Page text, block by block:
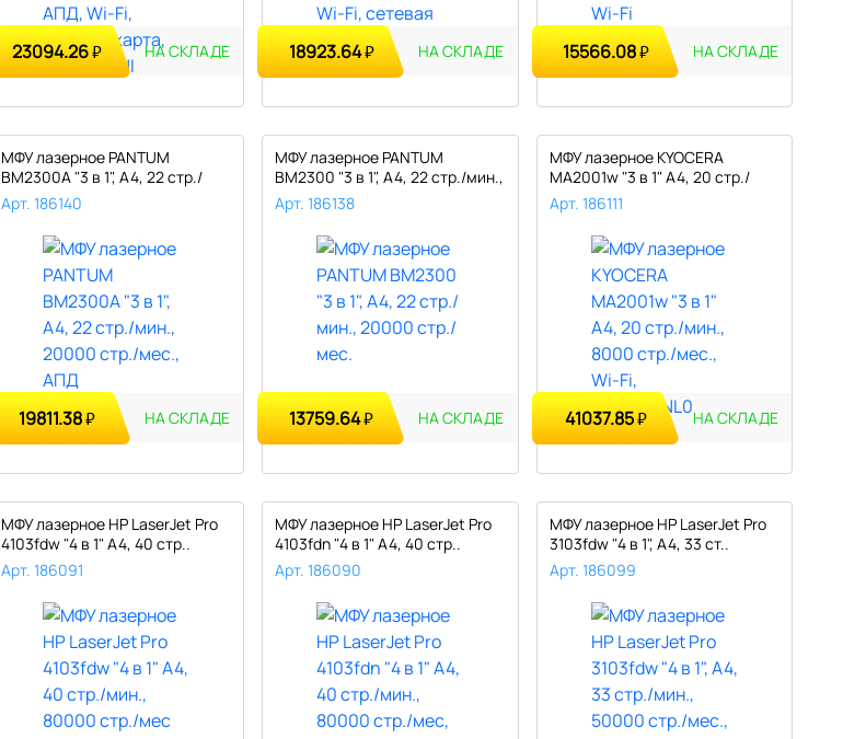
23094.26₽ НА СКЛАДЕ 18923.64₽ НА СКЛАДЕ 15566.08₽ НА СКЛАДЕ
МФУ лазерное PANTUM
BM2300A "3 в 1", А4, 22 стр./
мин., ..
Арт. 186140
19811.38₽ НА СКЛАДЕ
МФУ лазерное PANTUM
BM2300 "3 в 1", А4, 22 стр./мин.,
2..
Арт. 186138
13759.64₽ НА СКЛАДЕ
МФУ лазерное KYOCERA
MA2001w "3 в 1" А4, 20 стр./
мин., ..
Арт. 186111
41037.85₽ НА СКЛАДЕ
МФУ лазерное HP LaserJet Pro
4103fdw "4 в 1" А4, 40 стр..
Арт. 186091
МФУ лазерное HP LaserJet Pro
4103fdn "4 в 1" А4, 40 стр..
Арт. 186090
МФУ лазерное HP LaserJet Pro
3103fdw "4 в 1", А4, 33 ст..
Арт. 186099